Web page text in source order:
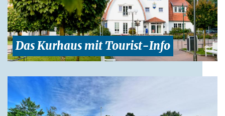
Das Kurhaus mit Tourist-Info ©